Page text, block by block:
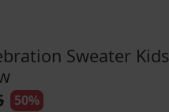
Sweater Kids
50%